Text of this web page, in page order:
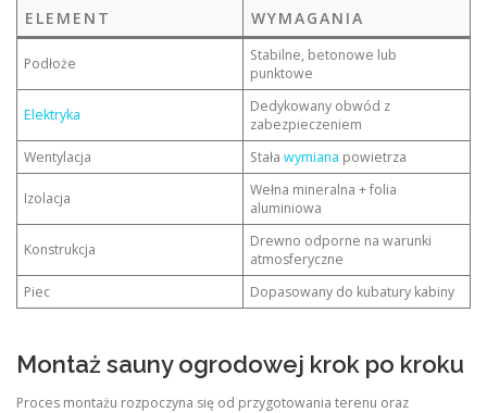
ELEMENT WYMAGANIA
Podłoże
Stabilne, betonowe lub
punktowe
Elektryka
Dedykowany obwód z
zabezpieczeniem
Wentylacja
Staławymiana powietrza
Izolacja
Wełna mineralna + folia
aluminiowa
Konstrukcja
Drewno odporne na warunki
atmosferyczne
Piec
Dopasowany do kubatury kabiny
Montaż sauny ogrodowej krok po kroku
Proces montażu rozpoczyna się od przygotowania terenu oraz